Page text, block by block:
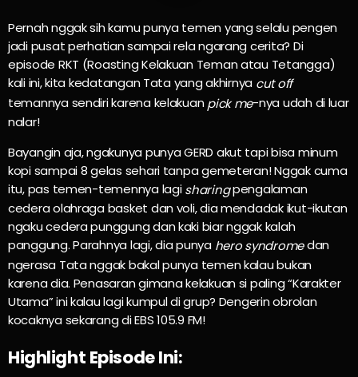
Pernah nggak sih kamu punya temen yang selalu pengen
jadi pusat perhatian sampai rela ngarang cerita? Di
episode RKT (Roasting Kelakuan Teman atau Tetangga)
kali ini, kita kedatangan Tata yang akhirnya cut off
temannya sendiri karena kelakuan pick me-nya udah di luar
nalar!
Bayangin aja, ngakunya punya GERD akut tapi bisa minum
kopi sampai 8 gelas sehari tanpa gemeteran! Nggak cuma
itu, pas temen-temennya lagisharingpengalaman
cedera olahraga basket dan voli, dia mendadak ikut-ikutan
ngaku cedera punggung dan kaki biar nggak kalah
panggung. Parahnya lagi, dia punya hero syndromedan
ngerasa Tata nggak bakal punya temen kalau bukan
karena dia. Penasaran gimana kelakuan si paling “Karakter
Utama” ini kalau lagi kumpul di grup? Dengerin obrolan
kocaknya sekarang di EBS 105.9 FM!
Highlight Episode Ini: